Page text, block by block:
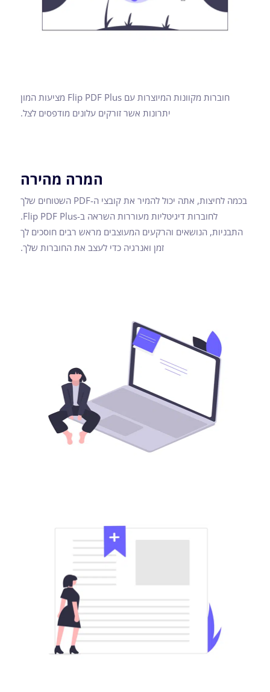
חוברות מקוונות המיוצרות עם Flip PDF Plus מציעות המון
יתרונות אשר זורקים עלונים מודפסים לצל.
המרה מהירה
בכמה לחיצות, אתה יכול להמיר את קובצי ה-PDF השטוחים שלך
לחוברות דיגיטליות מעוררות השראה ב-Flip PDF Plus.
התבניות, הנושאים והרקעים המעוצבים מראש רבים חוסכים לך
זמן ואנרגיה כדי לעצב את החוברות שלך.